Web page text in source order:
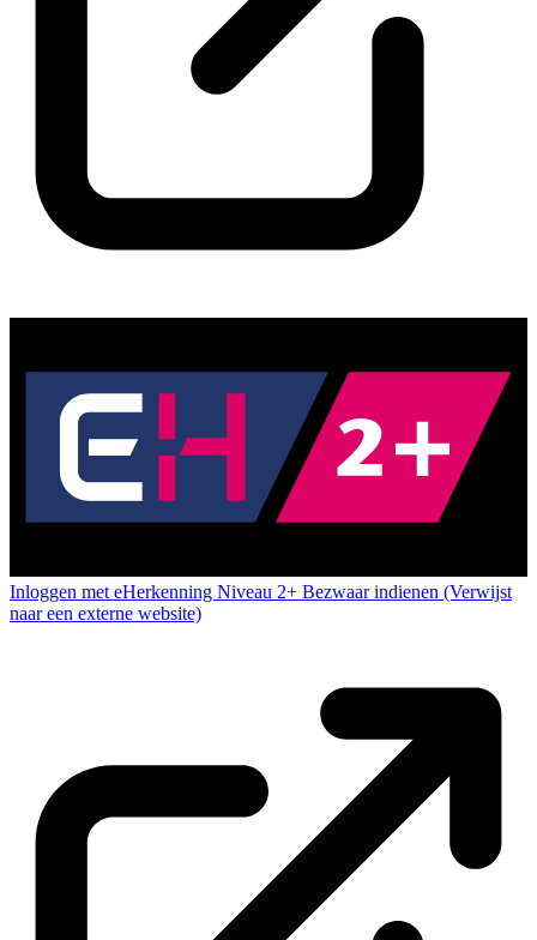
Inloggen met eHerkenning Niveau 2+ Bezwaar indienen (Verwijst
naar een externe website)